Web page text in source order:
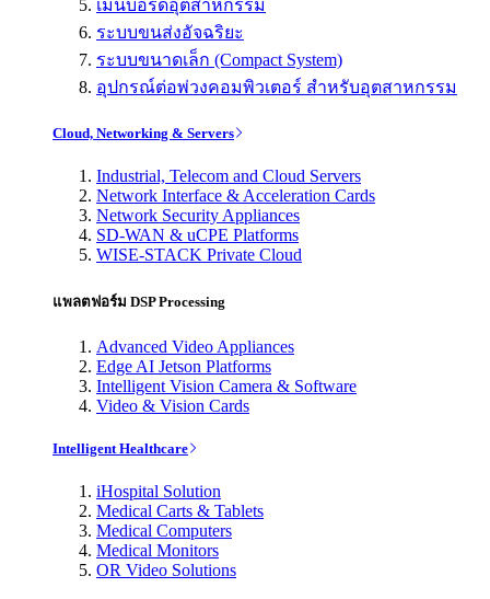
เมนบอร์ดอุตสาหกรรม
ระบบขนส่งอัจฉริยะ
ระบบขนาดเล็ก (Compact System)
อุปกรณ์ต่อพ่วงคอมพิวเตอร์ สำหรับอุตสาหกรรม
Cloud, Networking & Servers
Industrial, Telecom and Cloud Servers
Network Interface & Acceleration Cards
Network Security Appliances
SD-WAN & uCPE Platforms
WISE-STACK Private Cloud
แพลตฟอร์ม DSP Processing
Advanced Video Appliances
Edge AI Jetson Platforms
Intelligent Vision Camera & Software
Video & Vision Cards
Intelligent Healthcare
iHospital Solution
Medical Carts & Tablets
Medical Computers
Medical Monitors
OR Video Solutions